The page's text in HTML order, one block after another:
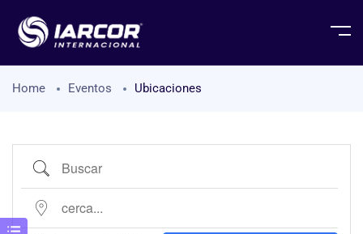
Home Eventos Ubicaciones